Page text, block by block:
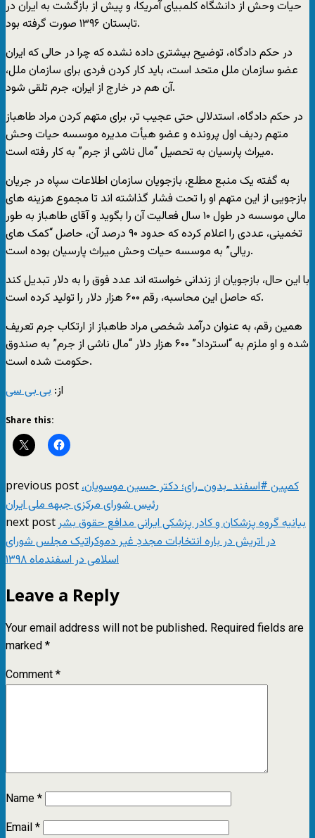
حیات وحش از دانشگاه کلمبیای آمریکا، و پیش از بازگشت به ایران در
تابستان ۱۳۹۶ صورت گرفته بود.
در حکم دادگاه، توضیح بیشتری داده نشده که چرا در حالی که ایران
عضو سازمان ملل متحد است، باید کار کردن فردی برای سازمان ملل،
آن هم در خارج از ایران، جرم تلقی شود.
در حکم دادگاه، استدلالی حتی عجیب تر، برای متهم کردن مراد طاهباز
متهم ردیف اول پرونده و عضو هیأت مدیره موسسه حیات وحش
میراث پارسیان به تحصیل “مال ناشی از جرم” به کار رفته است.
به گفته یک منبع مطلع، بازجویان سازمان اطلاعات سپاه در جریان
بازجویی از این متهم او را تحت فشار گذاشته اند تا مجموع هزینه های
مالی موسسه در طول ۱۰ سال فعالیت آن را بگوید و آقای طاهباز به طور
تخمینی، عددی را اعلام کرده که حدود ۹۰ درصد آن، حاصل “کمک های
ریالی” به موسسه حیات وحش میراث پارسیان بوده است.
با این حال، بازجویان از زندانی خواسته اند عدد فوق را به دلار تبدیل کند
که حاصل این محاسبه، رقم ۶۰۰ هزار دلار را تولید کرده است.
همین رقم، به عنوان درآمد شخصی مراد طاهباز از ارتکاب جرم تعریف
شده و او ملزم به “استرداد” ۶۰۰ هزار دلار “مال ناشی از جرم” به صندوق
حکومت شده است.
از: بی بی سی
Share this:
previous postکمپین #اسفند_بدون_رای؛ دکتر حسین موسویان،
رئیس شورای مرکزی جبهه ملی ایران
next postبیانیه گروه پزشکان و کادر پزشکی‌ ایرانی‌ مدافع حقوق بشر
در اتریش در باره انتخابات مجددِ غیر دموکراتیک مجلس شوراى
اسلامى در اسفندماه ١٣٩٨
Leave a Reply
Your email address will not be published. Required fields are
marked*
Comment*
Name*
Email*